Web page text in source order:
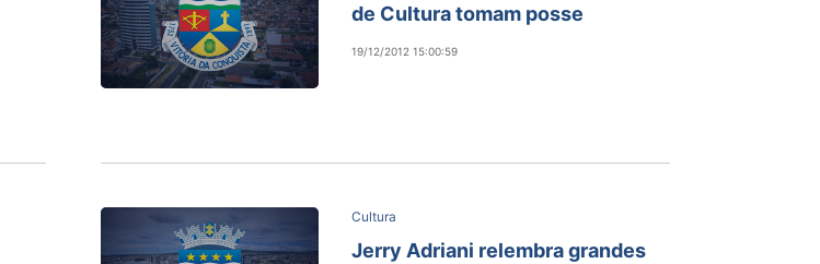
de Cultura tomam posse
19/12/2012 15:00:59
Cultura
Jerry Adriani relembra grandes